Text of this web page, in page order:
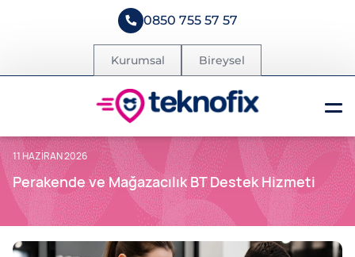
0850 755 57 57
Kurumsal Bireysel
11 HAZIRAN 2026
Perakende ve Mağazacılık BT Destek Hizmeti